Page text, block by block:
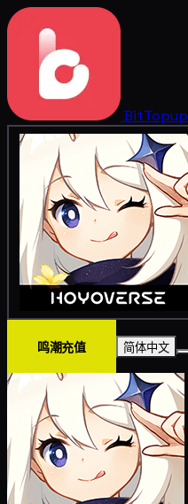
BitTopup
鸣潮充值 简体中文